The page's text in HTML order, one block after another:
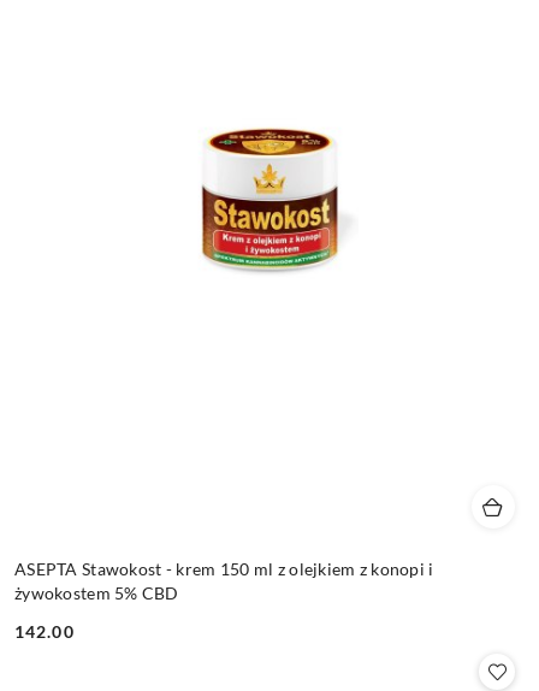
ASEPTA Stawokost - krem 150 ml z olejkiem z konopi i
żywokostem 5% CBD
Cena:
142.00